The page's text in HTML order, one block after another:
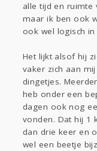
alle tijd en ruimte
maar ik ben ook
ook wel logisch
Het lijkt alsof hij
vaker zich aan
dingetjes.
heb onder een
dagen ook nog
vonden. Dat hij 1
dan drie keer en
wel een beetje